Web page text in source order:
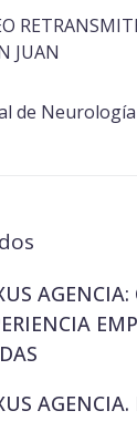
JUAN
de
AGENCIA: